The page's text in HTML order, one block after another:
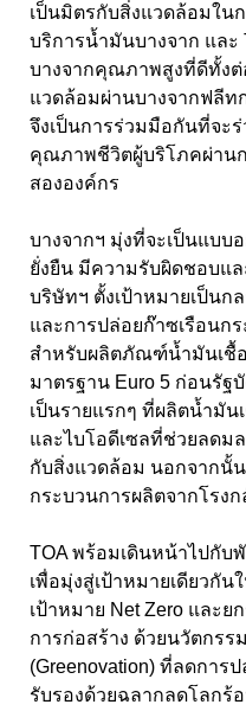
เป็นมิตรกับสิ่งแวดล้อมใน
บริการน้ำมันบางจาก แล
บางจากคุณภาพสูงที่ดีทั้งต่
แวดล้อมผ่านบางจากฟลีท
จึงเป็นการร่วมมือกันที่จะ
คุณภาพชีวิตผู้บริโภคผ่าน
สององค์กร
บางจากฯ มุ่งที่จะเป็นแบบ
ยั่งยืน มีความรับผิดชอบแ
บริษัทฯ ตั้งเป้าหมายเป็นก
และการปล่อยก๊าซเรือนก
สำหรับผลิตภัณฑ์น้ำมันเชื้อ
มาตรฐาน Euro 5 ก่อนรัฐ
เป็นรายแรกๆ ที่ผลิตน้ำมั
และไบโอดีเซลที่ช่วยลดม
กับสิ่งแวดล้อม นอกจากนั้
กระบวนการผลิตจากโรง
TOA พร้อมเดินหน้าไปกั
เพื่อมุ่งสู่เป้าหมายเดียวกั
เป้าหมาย Net Zero และ
การก่อสร้าง ด้วยนวัตกร
(Greenovation) ที่ลดกา
รับรองด้วยฉลากลดโลกร้